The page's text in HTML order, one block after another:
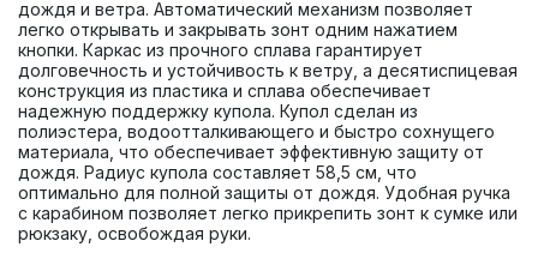
дождя и ветра. Автоматический механизм позволяет
легко открывать и закрывать зонт одним нажатием
кнопки. Каркас из прочного сплава гарантирует
долговечность и устойчивость к ветру, а десятиспицевая
конструкция из пластика и сплава обеспечивает
надежную поддержку купола. Купол сделан из
полиэстера, водоотталкивающего и быстро сохнущего
материала, что обеспечивает эффективную защиту от
дождя. Радиус купола составляет 58,5 см, что
оптимально для полной защиты от дождя. Удобная ручка
с карабином позволяет легко прикрепить зонт к сумке или